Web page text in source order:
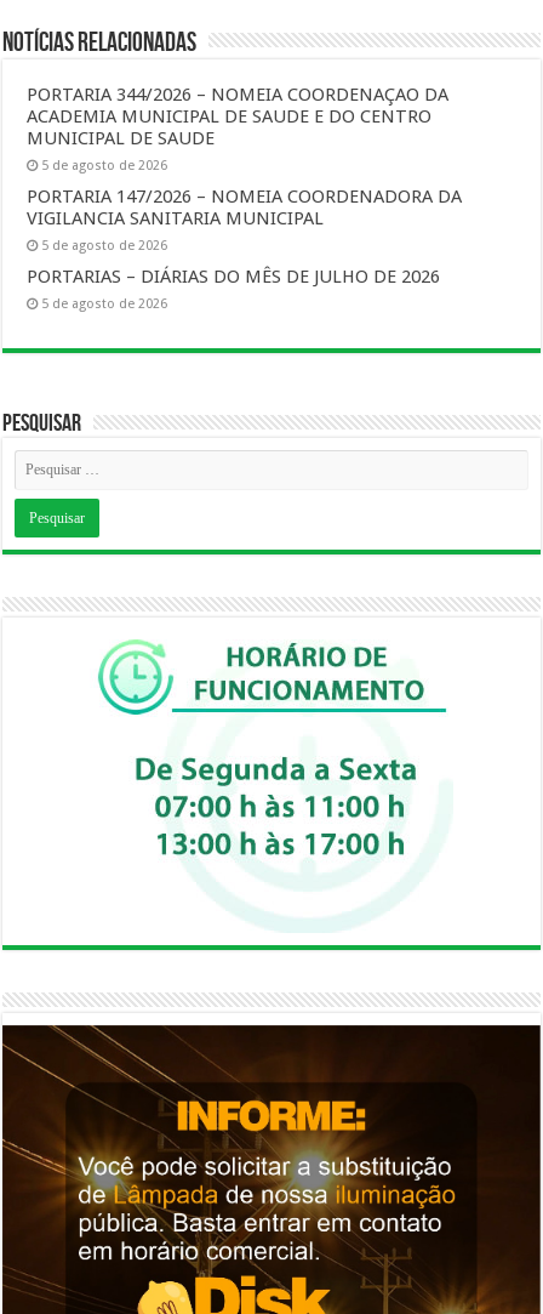
Notícias Relacionadas
PORTARIA 344/2026 – NOMEIA COORDENAÇAO DA
ACADEMIA MUNICIPAL DE SAUDE E DO CENTRO
MUNICIPAL DE SAUDE
5 de agosto de 2026
PORTARIA 147/2026 – NOMEIA COORDENADORA DA
VIGILANCIA SANITARIA MUNICIPAL
5 de agosto de 2026
PORTARIAS – DIÁRIAS DO MÊS DE JULHO DE 2026
5 de agosto de 2026
Pesquisar